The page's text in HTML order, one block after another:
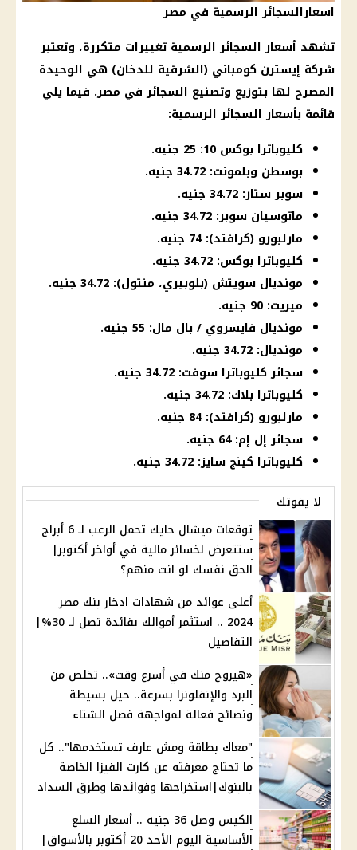
اسعارالسجائر الرسمية في مصر
تشهد أسعار السجائر الرسمية تغييرات متكررة، وتعتبر
شركة إيسترن كومباني (الشرقية للدخان) هي الوحيدة
المصرح لها بتوزيع وتصنيع السجائر في مصر. فيما يلي
قائمة بأسعار السجائر الرسمية:
كليوباترا بوكس 10: 25 جنيه.
بوسطن وبلمونت: 34.72 جنيه.
سوبر ستار: 34.72 جنيه.
ماتوسيان سوبر: 34.72 جنيه.
مارلبورو (كرافتد): 74 جنيه.
كليوباترا بوكس: 34.72 جنيه.
مونديال سويتش (بلوبيري، منتول): 34.72 جنيه.
ميريت: 90 جنيه.
مونديال فايسروي / بال مال: 55 جنيه.
مونديال: 34.72 جنيه.
سجائر كليوباترا سوفت: 34.72 جنيه.
كليوباترا بلاك: 34.72 جنيه.
مارلبورو (كرافتد): 84 جنيه.
سجائر إل إم: 64 جنيه.
كليوباترا كينج سايز: 34.72 جنيه.
لا يفوتك
توقعات ميشال حايك تحمل الرعب لـ 6 أبراج
ستتعرض لخسائر مالية في أواخر أكتوبر|
الحق نفسك لو انت منهم؟
أعلى عوائد من شهادات ادخار بنك مصر
2024 .. استثمر أموالك بفائدة تصل لـ 30%|
التفاصيل
«هيروح منك في أسرع وقت».. تخلص من
البرد والإنفلونزا بسرعة.. حيل بسيطة
ونصائح فعالة لمواجهة فصل الشتاء
"معاك بطاقة ومش عارف تستخدمها".. كل
ما تحتاج معرفته عن كارت الفيزا الخاصة
بالبنوك|استخراجها وفوائدها وطرق السداد
الكيس وصل 36 جنيه .. أسعار السلع
الأساسية اليوم الأحد 20 أكتوبر بالأسواق|